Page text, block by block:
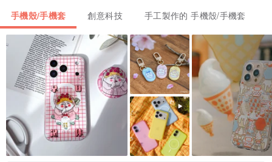
手機殼/手機套 創意科技 手工製作的 手機殼/手機套